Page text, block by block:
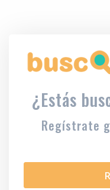
¿Estás
Regístrate